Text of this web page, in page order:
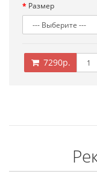
Размер
7290р.